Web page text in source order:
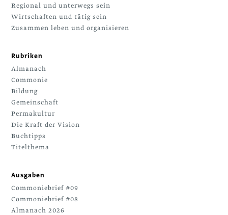
Regional und unterwegs sein
Wirtschaften und tätig sein
Zusammen leben und organisieren
Rubriken
Almanach
Commonie
Bildung
Gemeinschaft
Permakultur
Die Kraft der Vision
Buchtipps
Titelthema
Ausgaben
Commoniebrief #09
Commoniebrief #08
Almanach 2026